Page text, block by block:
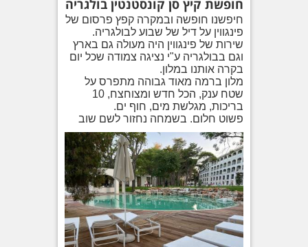
חופשת קיץ סן קונסטנטין בולגריה
חיפשנו חופשה ובמקרה קפץ פרסום של
פינגווין על דיל של שבוע לבולגריה.
שירות של פינגווין היה מעולה גם בארץ
וגם בבולגריה ע"י נציגה צמודה שכל יום
בקרה אותנו במלון.
מלון ברמה מאוד גבוהה מתפרס על
שטח ענק, הכל חדש ומצוחצח, 10
בריכות, מגלשת מים, חוף ים.
פשוט חלום. בשמחה נחזור לשם שוב